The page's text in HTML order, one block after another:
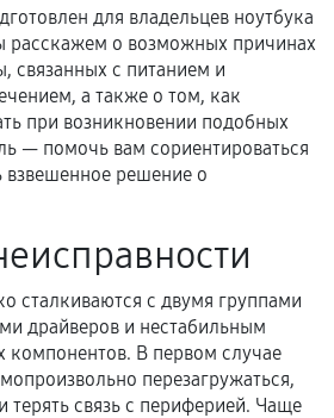
комплектующей заявленным
подтверждения
работ с датой, перечнем
гарантии.
установленные комплектующие
для владельцев ноутбука
расскажем о возможных причинах
связанных с питанием и
а также о том, как
при возникновении подобных
— помочь вам сориентироваться
взвешенное решение о
сталкиваются с двумя группами
драйверов и нестабильным
компонентов. В первом случае
перезагружаться,
терять связь с периферией. Чаще